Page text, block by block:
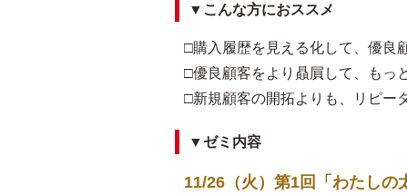
▼こんな方におススメ
□購入履歴を見える化して、優良
□優良顧客をより贔屓して、もっ
□新規顧客の開拓よりも、リピー
▼ゼミ内容
11/26（火）第1回「わたしの